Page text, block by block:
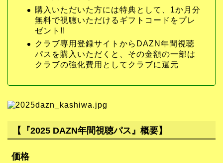
購入いただいた方には特典として、1か月分
無料で視聴いただけるギフトコードをプレ
ゼント!!
クラブ専用登録サイトからDAZN年間視聴
パスを購入いただくと、その金額の一部は
クラブの強化費用としてクラブに還元
【『2025 DAZN年間視聴パス』概要】
価格